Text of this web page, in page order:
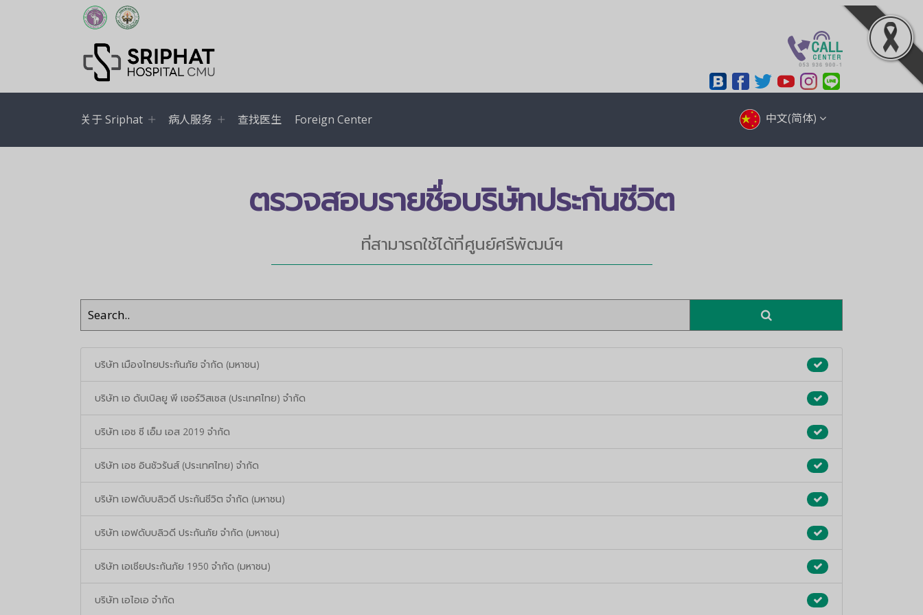
关于 Sriphat 病人服务 查找医生 Foreign Center 中文(简体)
ตรวจสอบรายชื่อบริษัทประกันชีวิต
ที่สามารถใช้ได้ที่ศูนย์ศรีพัฒน์ฯ
บริษัท เมืองไทยประกันภัย จำกัด (มหาชน)
บริษัท เอ ดับเบิลยู พี เซอร์วิสเซส (ประเทศไทย) จำกัด
บริษัท เอช ซี เอ็ม เอส 2019 จำกัด
บริษัท เอซ อินชัวรันส์ (ประเทศไทย) จำกัด
บริษัท เอฟดับบลิวดี ประกันชีวิต จำกัด (มหาชน)
บริษัท เอฟดับบลิวดี ประกันภัย จำกัด (มหาชน)
บริษัท เอเชียประกันภัย 1950 จำกัด (มหาชน)
บริษัท เอไอเอ จำกัด